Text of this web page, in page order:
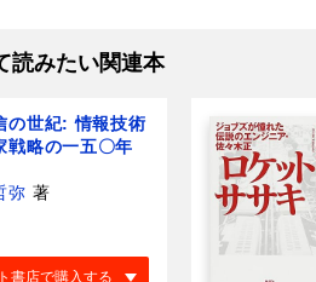
読みたい関連本
の世紀: 情報技術
戦略の一五〇年
弥 著
書店で購入する